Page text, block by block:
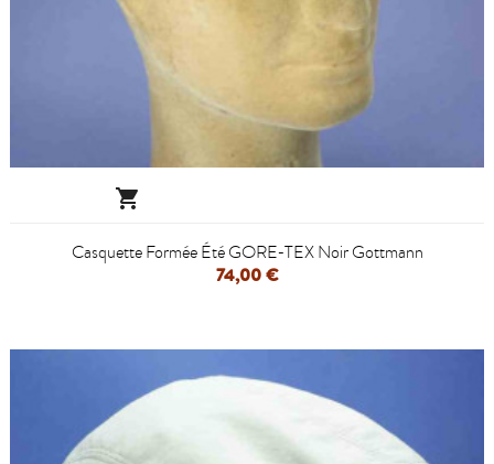

Casquette Formée Été GORE-TEX Noir Gottmann
74,00 €